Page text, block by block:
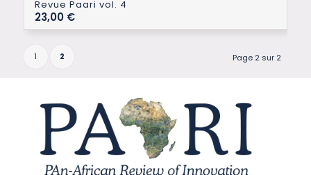
Revue Paari vol. 4
23,00 €
Page 2 sur 2
1 2